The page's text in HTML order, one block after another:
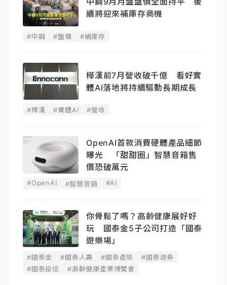
續將迎來補庫存商機
#中鋼 #盤價 #補庫存
樺漢前7月營收破千億 看好實
體AI落地將持續驅動長期成長
#樺漢 #實體AI #營收
OpenAI首款消費硬體產品細節
曝光 「甜甜圈」智慧音箱售
價恐破萬元
#OpenAI #智慧音箱 #AI
你骨鬆了嗎？高齡健康展好好
玩 國泰金5子公司打造「國泰
遊樂場」
#國泰金 #國泰人壽 #國泰產險
#國泰證券
#國泰投信
#高齡健康產業博覽會